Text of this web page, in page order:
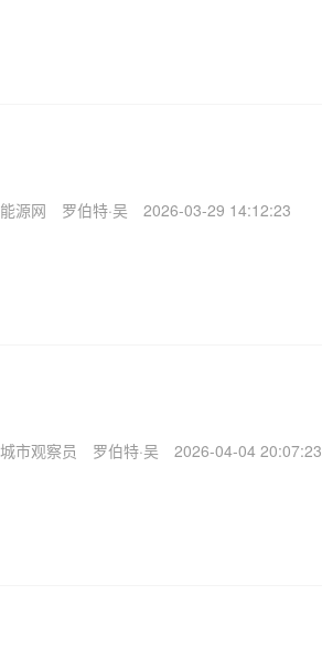
能源网 罗伯特·吴 2026-03-29 14:12:23
城市观察员 罗伯特·吴 2026-04-04 20:07:23